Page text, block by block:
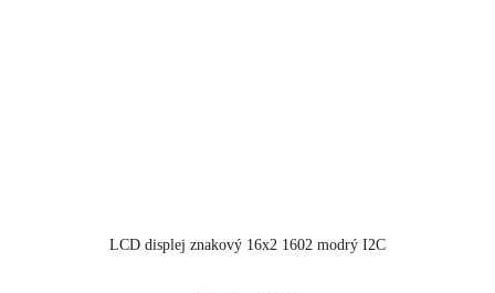
LCD displej znakový 16x2 1602 modrý I2C